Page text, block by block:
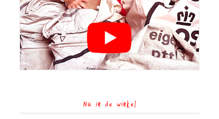
Nu in de winkel